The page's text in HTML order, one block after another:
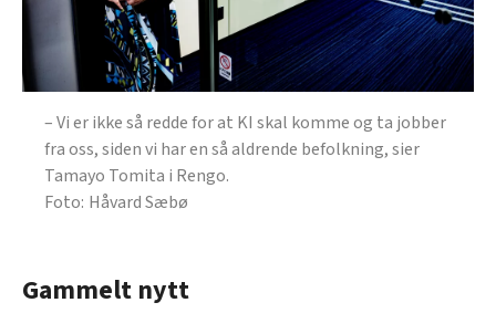
– Vi er ikke så redde for at KI skal komme og ta jobber
fra oss, siden vi har en så aldrende befolkning, sier
Tamayo Tomita i Rengo.
Håvard Sæbø
Gammelt nytt